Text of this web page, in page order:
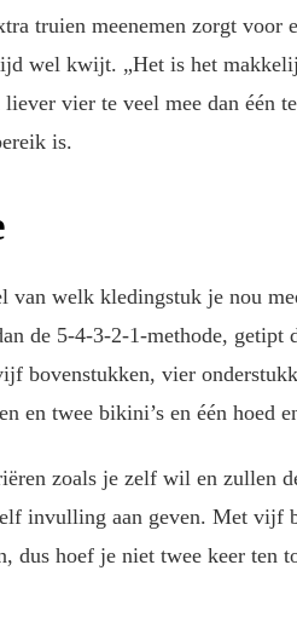
truien meenemen zorgt voor
wel kwijt. „Het is het
vier te veel mee dan één
is.
van welk kledingstuk je nou
de 5-4-3-2-1-methode,
bovenstukken, vier
en twee bikini’s en één hoed
zoals je zelf wil en zullen
invulling aan geven. Met vijf
dus hoef je niet twee keer ten